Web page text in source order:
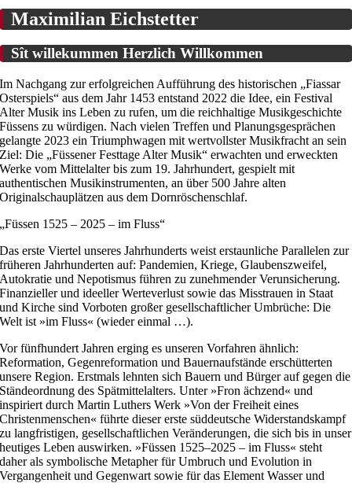
Maximilian Eichstetter
Sît willekummen Herzlich Willkommen
Im Nachgang zur erfolgreichen Aufführung des historischen „Fiassar
Osterspiels“ aus dem Jahr 1453 entstand 2022 die Idee, ein Festival
Alter Musik ins Leben zu rufen, um die reichhaltige Musikgeschichte
Füssens zu würdigen. Nach vielen Treffen und Planungsgesprächen
gelangte 2023 ein Triumphwagen mit wertvollster Musikfracht an sein
Ziel: Die „Füssener Festtage Alter Musik“ erwachten und erweckten
Werke vom Mittelalter bis zum 19. Jahrhundert, gespielt mit
authentischen Musikinstrumenten, an über 500 Jahre alten
Originalschauplätzen aus dem Dornröschenschlaf.
„Füssen 1525 – 2025 – im Fluss“
Das erste Viertel unseres Jahrhunderts weist erstaunliche Parallelen zur
früheren Jahrhunderten auf: Pandemien, Kriege, Glaubenszweifel,
Autokratie und Nepotismus führen zu zunehmender Verunsicherung.
Finanzieller und ideeller Werteverlust sowie das Misstrauen in Staat
und Kirche sind Vorboten großer gesellschaftlicher Umbrüche: Die
Welt ist »im Fluss« (wieder einmal …).
Vor fünfhundert Jahren erging es unseren Vorfahren ähnlich:
Reformation, Gegenreformation und Bauernaufstände erschütterten
unsere Region. Erstmals lehnten sich Bauern und Bürger auf gegen die
Ständeordnung des Spätmittelalters. Unter »Fron ächzend« und
inspiriert durch Martin Luthers Werk »Von der Freiheit eines
Christenmenschen« führte dieser erste süddeutsche Widerstandskampf
zu langfristigen, gesellschaftlichen Veränderungen, die sich bis in unser
heutiges Leben auswirken. »Füssen 1525–2025 – im Fluss« steht
daher als symbolische Metapher für Umbruch und Evolution in
Vergangenheit und Gegenwart sowie für das Element Wasser und